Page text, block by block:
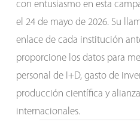
con entusiasmo en esta
el 24 de mayo de 2026. Su
enlace de cada institución
proporcione los datos para
personal de I+D, gasto de
producción científica y
internacionales.